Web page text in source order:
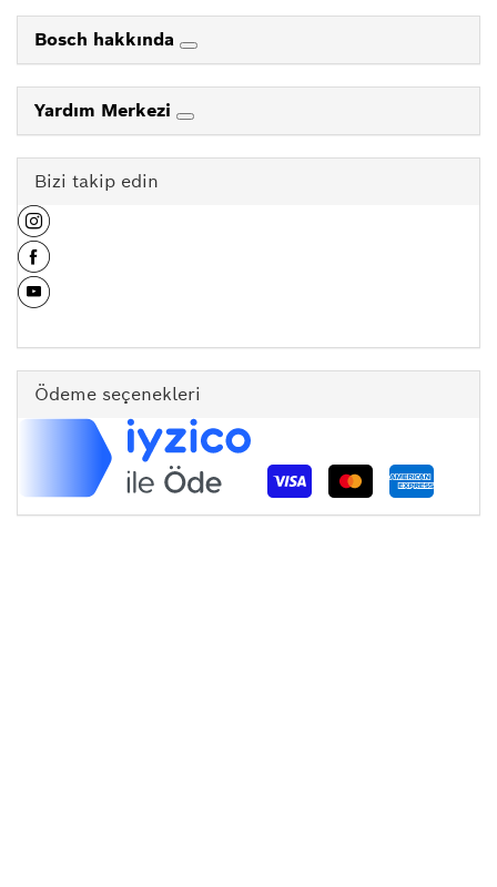
Bosch hakkında
Yardım Merkezi
Bizi takip edin
Ödeme seçenekleri